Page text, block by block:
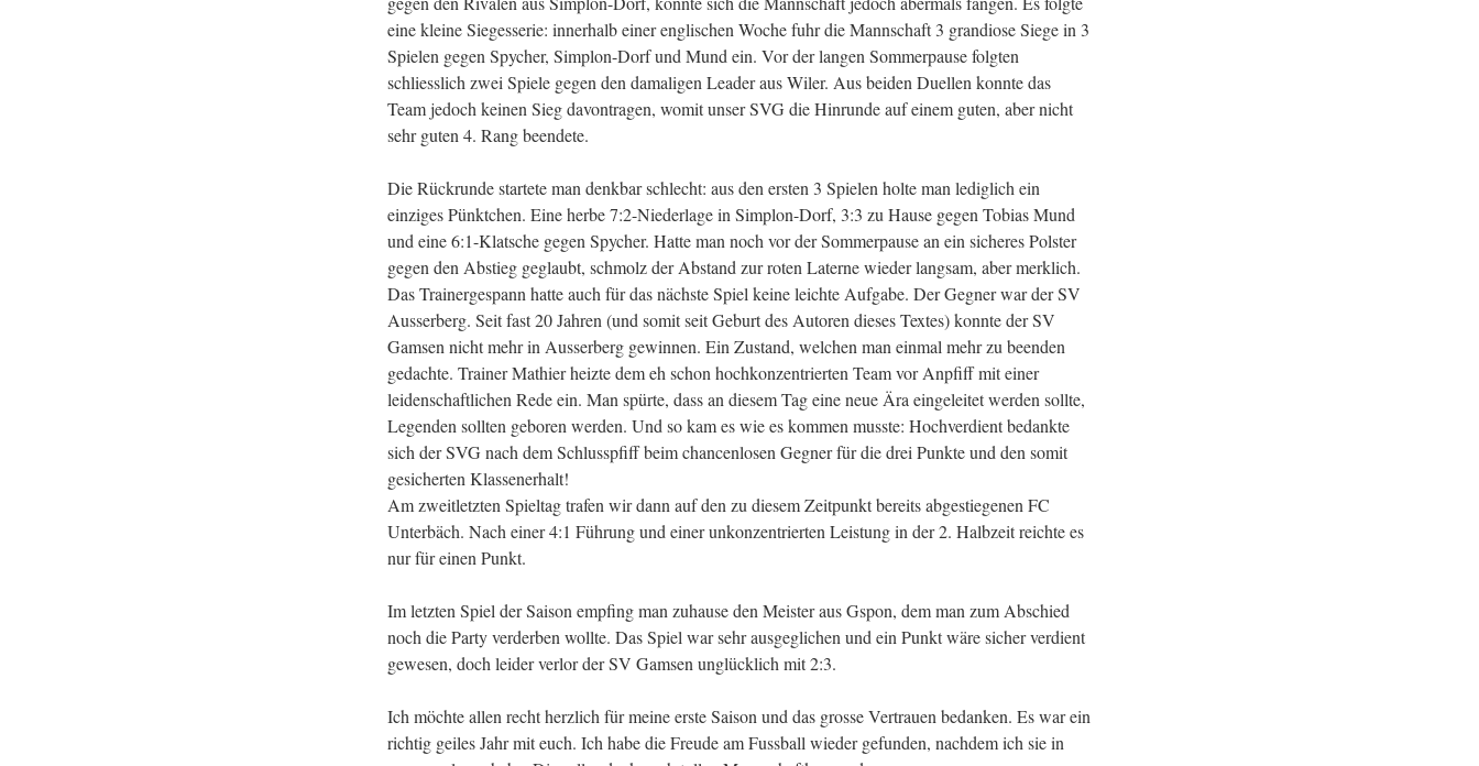
eine kleine Siegesserie: innerhalb einer englischen Woche fuhr die Mannschaft 3 grandiose Siege in 3
Spielen gegen Spycher, Simplon-Dorf und Mund ein. Vor der langen Sommerpause folgten
schliesslich zwei Spiele gegen den damaligen Leader aus Wiler. Aus beiden Duellen konnte das
Team jedoch keinen Sieg davontragen, womit unser SVG die Hinrunde auf einem guten, aber nicht
sehr guten 4. Rang beendete.
Die Rückrunde startete man denkbar schlecht: aus den ersten 3 Spielen holte man lediglich ein
einziges Pünktchen. Eine herbe 7:2-Niederlage in Simplon-Dorf, 3:3 zu Hause gegen Tobias Mund
und eine 6:1-Klatsche gegen Spycher. Hatte man noch vor der Sommerpause an ein sicheres Polster
gegen den Abstieg geglaubt, schmolz der Abstand zur roten Laterne wieder langsam, aber merklich.
Das Trainergespann hatte auch für das nächste Spiel keine leichte Aufgabe. Der Gegner war der SV
Ausserberg. Seit fast 20 Jahren (und somit seit Geburt des Autoren dieses Textes) konnte der SV
Gamsen nicht mehr in Ausserberg gewinnen. Ein Zustand, welchen man einmal mehr zu beenden
gedachte. Trainer Mathier heizte dem eh schon hochkonzentrierten Team vor Anpfiff mit einer
leidenschaftlichen Rede ein. Man spürte, dass an diesem Tag eine neue Ära eingeleitet werden sollte,
Legenden sollten geboren werden. Und so kam es wie es kommen musste: Hochverdient bedankte
sich der SVG nach dem Schlusspfiff beim chancenlosen Gegner für die drei Punkte und den somit
gesicherten Klassenerhalt!
Am zweitletzten Spieltag trafen wir dann auf den zu diesem Zeitpunkt bereits abgestiegenen FC
Unterbäch. Nach einer 4:1 Führung und einer unkonzentrierten Leistung in der 2. Halbzeit reichte es
nur für einen Punkt.
Im letzten Spiel der Saison empfing man zuhause den Meister aus Gspon, dem man zum Abschied
noch die Party verderben wollte. Das Spiel war sehr ausgeglichen und ein Punkt wäre sicher verdient
gewesen, doch leider verlor der SV Gamsen unglücklich mit 2:3.
Ich möchte allen recht herzlich für meine erste Saison und das grosse Vertrauen bedanken. Es war ein
richtig geiles Jahr mit euch. Ich habe die Freude am Fussball wieder gefunden, nachdem ich sie in